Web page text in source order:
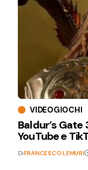
VIDEOGIOCHI
Baldur’s
YouTube e
DiFRANCESCO LEMURI